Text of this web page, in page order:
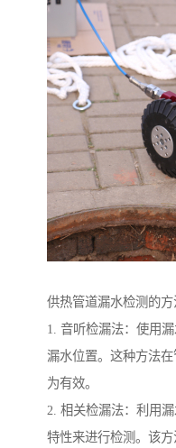
供热管道漏水检测的方
1. 音听检漏法：使用
漏水位置。这种方法
为有效。
2. 相关检漏法：利用
特性来进行检测。该方